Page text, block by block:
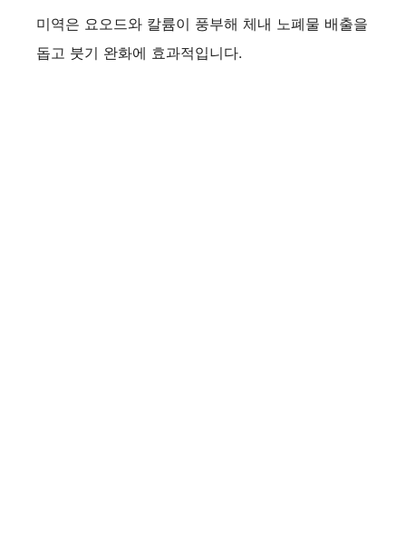
미역은 요오드와 칼륨이 풍부해 체내 노폐물 배출을
돕고 붓기 완화에 효과적입니다.